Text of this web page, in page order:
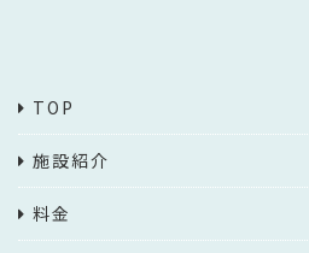
TOP
施設紹介
料金